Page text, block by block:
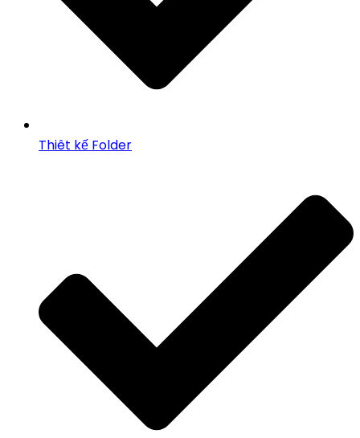
Thiêt kế Folder